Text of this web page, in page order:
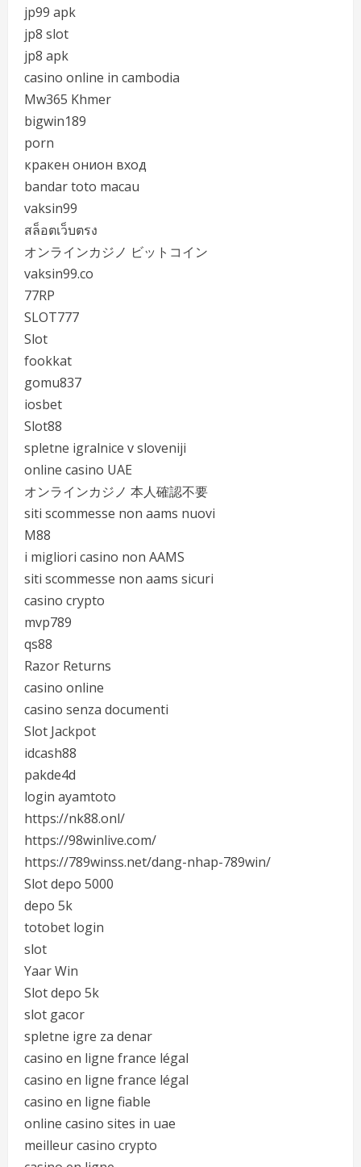
jp99 apk
jp8 slot
jp8 apk
casino online in cambodia
Mw365 Khmer
bigwin189
porn
кракен онион вход
bandar toto macau
vaksin99
สล็อตเว็บตรง
オンラインカジノ ビットコイン
vaksin99.co
77RP
SLOT777
Slot
fookkat
gomu837
iosbet
Slot88
spletne igralnice v sloveniji
online casino UAE
オンラインカジノ 本人確認不要
siti scommesse non aams nuovi
M88
i migliori casino non AAMS
siti scommesse non aams sicuri
casino crypto
mvp789
qs88
Razor Returns
casino online
casino senza documenti
Slot Jackpot
idcash88
pakde4d
login ayamtoto
https://nk88.onl/
https://98winlive.com/
https://789winss.net/dang-nhap-789win/
Slot depo 5000
depo 5k
totobet login
slot
Yaar Win
Slot depo 5k
slot gacor
spletne igre za denar
casino en ligne france légal
casino en ligne france légal
casino en ligne fiable
online casino sites in uae
meilleur casino crypto